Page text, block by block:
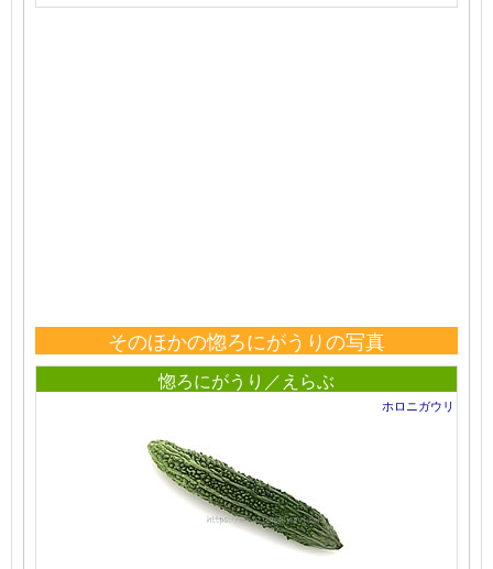
そのほかの惚ろにがうりの写真
惚ろにがうり／えらぶ
ホロニガウリ